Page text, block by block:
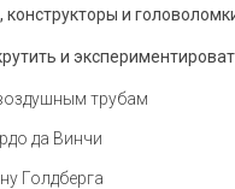
и
и
трубам
да Винчи
Голдберга